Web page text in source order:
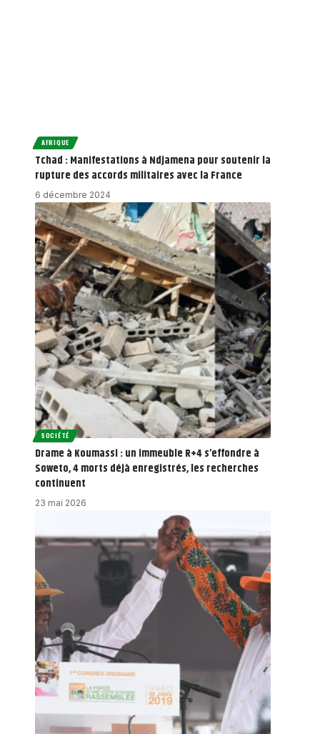
AFRIQUE
Tchad : Manifestations à Ndjamena pour soutenir la
rupture des accords militaires avec la France
6 décembre 2024
SOCIÉTÉ
Drame à Koumassi : un immeuble R+4 s’effondre à
Soweto, 4 morts déjà enregistrés, les recherches
continuent
23 mai 2026